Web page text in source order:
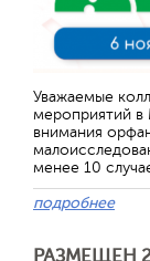
Уважаемые
мероприятий в
внимания
менее 10
подробнее
РАЗМЕЩЕН